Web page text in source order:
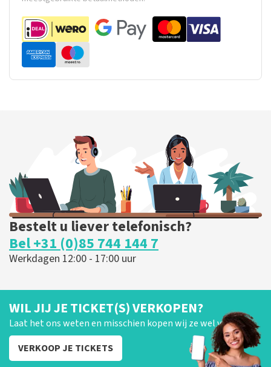
Bestelt u liever telefonisch?
Bel +31 (0)85 744 144 7
Werkdagen 12:00 - 17:00 uur
WIL JIJ JE TICKET(S) VERKOPEN?
Laat het ons weten en misschien kopen wij ze wel van je!
VERKOOP JE TICKETS